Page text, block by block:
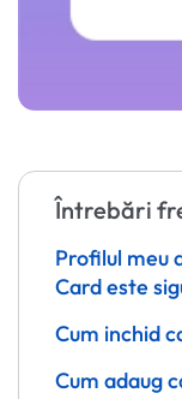
Întrebări
Profilul meu
Card este
Cum inchid
Cum adaug